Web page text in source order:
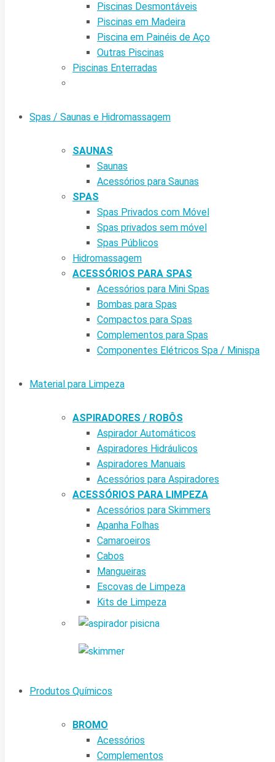
Piscinas Desmontáveis
Piscinas em Madeira
Piscina em Painéis de Aço
Outras Piscinas
Piscinas Enterradas
Spas / Saunas e Hidromassagem
SAUNAS
Saunas
Acessórios para Saunas
SPAS
Spas Privados com Móvel
Spas privados sem móvel
Spas Públicos
Hidromassagem
ACESSÓRIOS PARA SPAS
Acessórios para Mini Spas
Bombas para Spas
Compactos para Spas
Complementos para Spas
Componentes Elétricos Spa / Minispa
Material para Limpeza
ASPIRADORES / ROBÔS
Aspirador Automáticos
Aspiradores Hidráulicos
Aspiradores Manuais
Acessórios para Aspiradores
ACESSÓRIOS PARA LIMPEZA
Acessórios para Skimmers
Apanha Folhas
Camaroeiros
Cabos
Mangueiras
Escovas de Limpeza
Kits de Limpeza
Produtos Químicos
BROMO
Acessórios
Complementos